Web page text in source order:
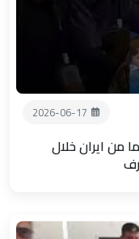
2026-06-17
من ايران خلال